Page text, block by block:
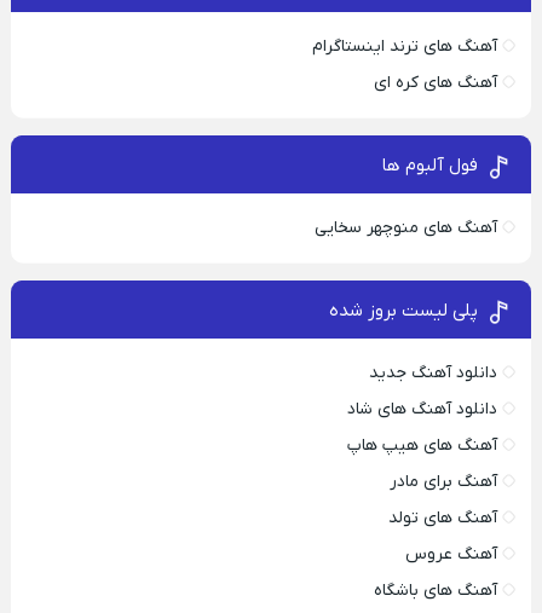
آهنگ های ترند اینستاگرام
آهنگ های کره ای
فول آلبوم ها
آهنگ های منوچهر سخایی
پلی لیست بروز شده
دانلود آهنگ جدید
دانلود آهنگ های شاد
آهنگ های هیپ هاپ
آهنگ برای مادر
آهنگ های تولد
آهنگ عروس
آهنگ های باشگاه